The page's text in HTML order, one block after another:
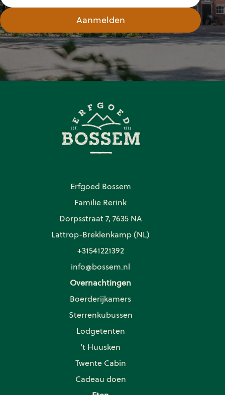
Erfgoed Bossem
Familie Rerink
Dorpsstraat 7, 7635 NA
Lattrop-Breklenkamp (NL)
+31541221392
info@bossem.nl
Overnachtingen
Boerderijkamers
Sterrenkubussen
Lodgetenten
’t Huusken
Twente Cabin
Cadeau doen